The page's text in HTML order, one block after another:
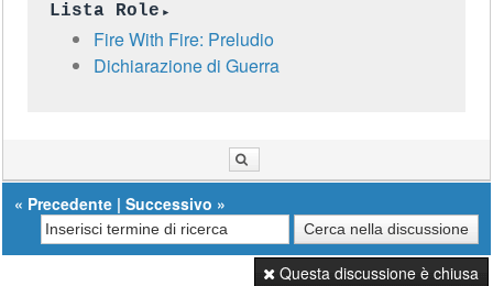
Lista Role
Fire With Fire: Preludio
Dichiarazione di Guerra
« Precedente |Successivo »
Questa discussione è chiusa